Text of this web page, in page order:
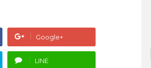
Google+
LINE